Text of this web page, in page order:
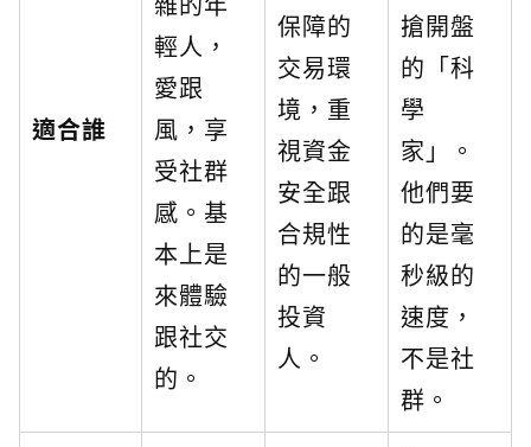
適合誰
輕人，
愛跟
風，享
受社群
感。基
本上是
來體驗
跟社交
的。
保障的
交易環
境，重
視資金
安全跟
合規性
的一般
投資
人。
搶開盤
的「科
學
家」。
他們要
的是毫
秒級的
速度，
不是社
群。